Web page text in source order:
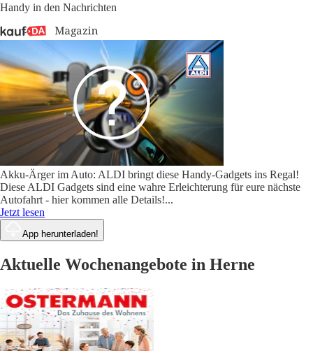
Handy in den Nachrichten
Akku-Ärger im Auto: ALDI bringt diese Handy-Gadgets ins Regal!
Diese ALDI Gadgets sind eine wahre Erleichterung für eure nächste
Autofahrt - hier kommen alle Details!...
Jetzt lesen
App herunterladen!
Aktuelle Wochenangebote in Herne